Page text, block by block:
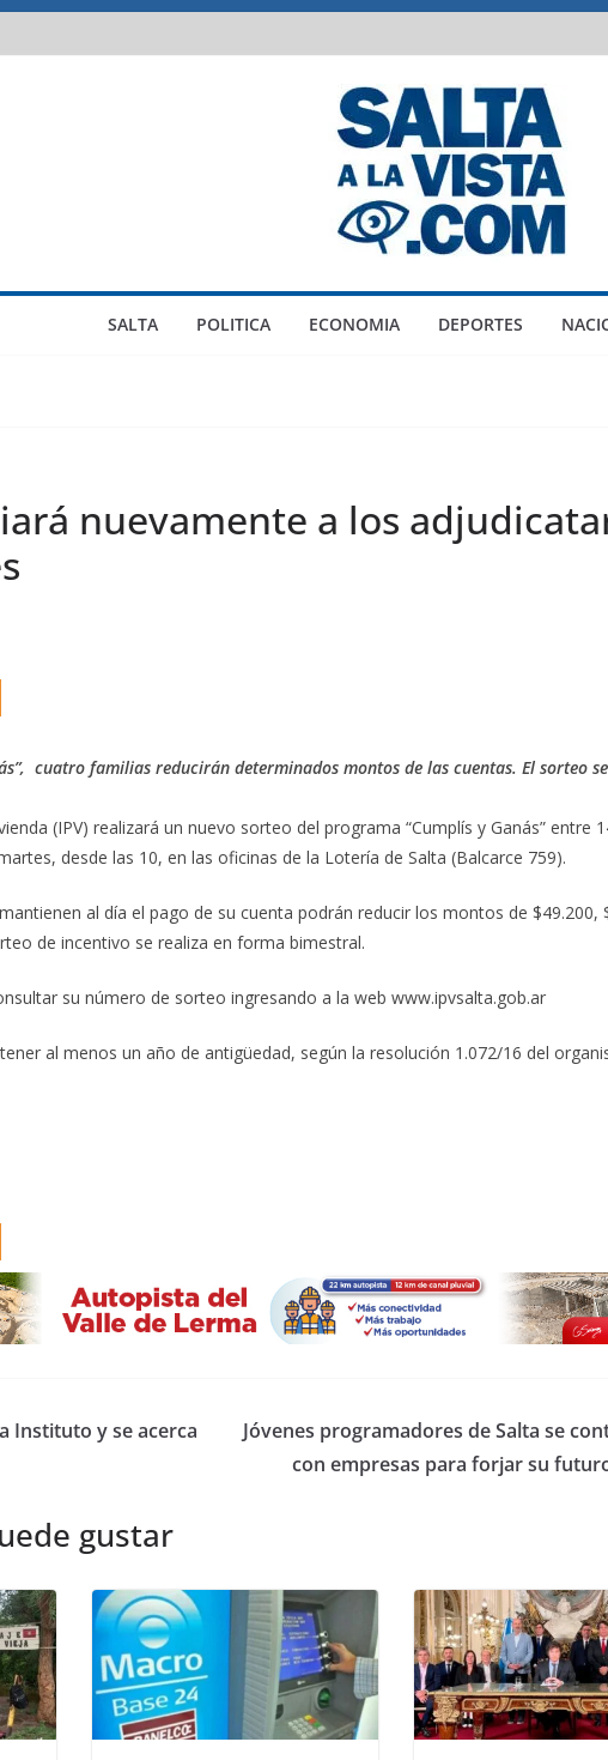
SALTA POLITICA ECONOMIA DEPORTES
nuevamente a los
cuatro familias reducirán determinados montos de las cuentas. El sorteo
(IPV) realizará un nuevo sorteo del programa “Cumplís y Ganás” entre
desde las 10, en las oficinas de la Lotería de Salta (Balcarce 759).
al día el pago de su cuenta podrán reducir los montos de $49.200,
de incentivo se realiza en forma bimestral.
su número de sorteo ingresando a la web www.ipvsalta.gob.ar
al menos un año de antigüedad, según la resolución 1.072/16 del
Instituto y se acerca
Jóvenes programadores de Salta se
con empresas para forjar su
gustar